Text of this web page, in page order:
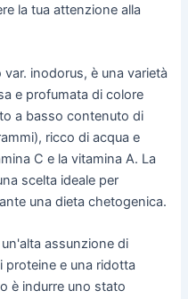
la tua attenzione alla
inodorus, è una varietà
e profumata di colore
a basso contenuto di
ricco di acqua e
C e la vitamina A. La
scelta ideale per
una dieta chetogenica.
assunzione di
proteine e una ridotta
è indurre uno stato